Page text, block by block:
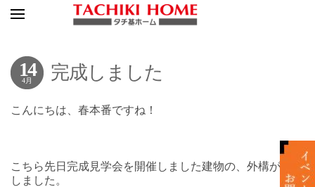
14
4月 完成しました
こんにちは、春本番ですね！
こちら先日完成見学会を開催しました建物の、外構が完成
しました。